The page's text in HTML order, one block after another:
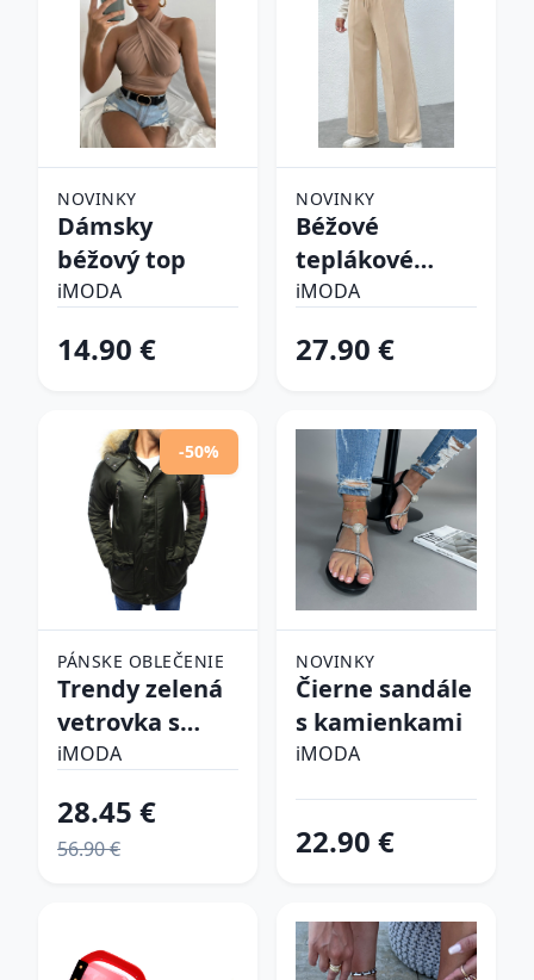
NOVINKY
Dámsky
béžový top
iMODA
14.90 €
NOVINKY
Béžové
teplákové
nohavice
iMODA
27.90 €
-50%
PÁNSKE OBLEČENIE
Trendy zelená
vetrovka s
kapucňou
iMODA
28.45 €
56.90 €
NOVINKY
Čierne sandále
s kamienkami
iMODA
22.90 €